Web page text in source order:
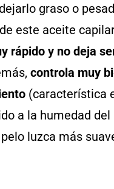
graso o
este aceite
rápido y no deja
controla muy
(característica
a la humedad
luzca más